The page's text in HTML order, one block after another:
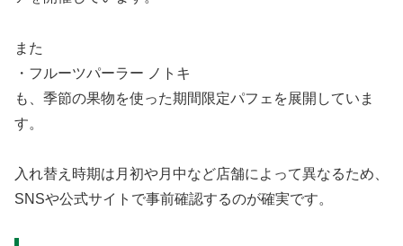
また
・フルーツパーラー ノトキ
も、季節の果物を使った期間限定パフェを展開していま
す。
入れ替え時期は月初や月中など店舗によって異なるため、
SNSや公式サイトで事前確認するのが確実です。